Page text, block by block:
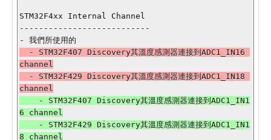
STM32F4xx Internal Channel
---------------------------
channel
6 channel